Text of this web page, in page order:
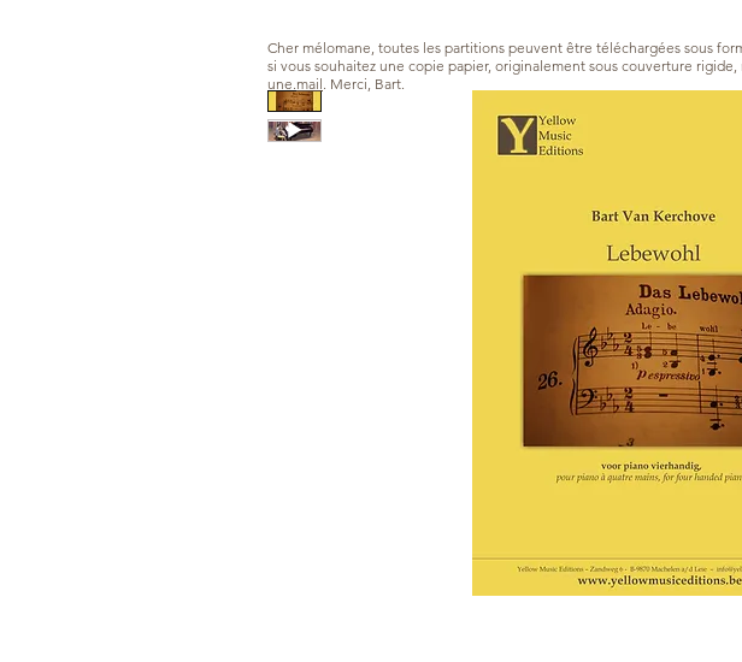
Cher mélomane, toutes les partitions peuvent être téléchargées sous
si vous souhaitez une copie papier, originalement sous couverture
une. mail . Merci, Bart.